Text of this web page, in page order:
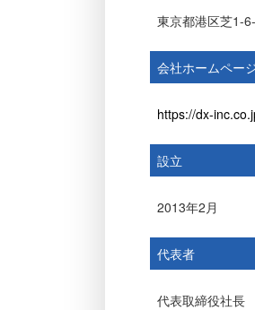
東京都港区芝1-
会社ホームペー
https://dx-
設立
2013年2月
代表者
代表取締役社長